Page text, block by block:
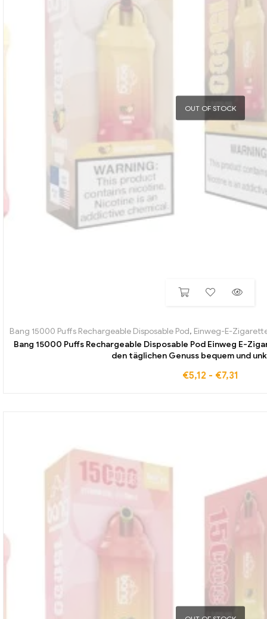
OUT OF STOCK
Bang 15000 Puffs Rechargeable Disposable Pod, Einweg-E-
Bang 15000 Puffs Rechargeable Disposable Pod Einweg E-
den täglichen Genuss bequem und
€5,12 - €7,31